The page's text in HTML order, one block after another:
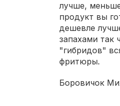
лучше,
продукт вы
дешевле
запахами так
"гибридов"
фритюры.
Боровичок